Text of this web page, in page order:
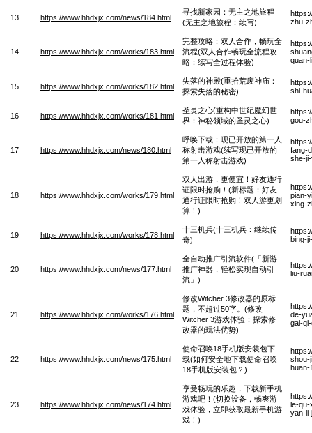
13 https://www.hhdxjx.com/news/184.html
寻找新家园：无主之地旅程
(无主之地旅程：续写)
zhu-
14 https://www.hhdxjx.com/works/183.html
完整攻略：双人合作，畅玩全
流程(双人合作畅玩全流程攻
略：续写全过程体验)
quan-
15 https://www.hhdxjx.com/works/182.html
失落的神殿(重拾荒废神庙：
探索失落的秘密)
shi-
16 https://www.hhdxjx.com/works/181.html
圣灵之心(重构中世纪魔幻世
界：神秘领域的圣灵之心)
gou-
17 https://www.hhdxjx.com/news/180.html
呼唤下载：现已开放的第一人
称射击游戏(续写现已开放的
第一人称射击游戏)
fang-
she-
18 https://www.hhdxjx.com/works/179.html
双人出游，更便宜！好友通行
证限时抢购！(新标题：好友
通行证限时抢购！双人游更划
算！)
pian-
xing-
19 https://www.hhdxjx.com/works/178.html
十三机兵(十三机兵：继续传
奇)
bing-
20 https://www.hhdxjx.com/news/177.html
全自动推广引流软件(「新游
推广神器，轻松实现自动引
流」)
liu-
21 https://www.hhdxjx.com/works/176.html
修改Witcher 3修改器的原标
题，不超过50字。(修改
Witcher 3游戏体验：探索修
改器的玩法优势)
de-
gai-
22 https://www.hhdxjx.com/news/175.html
使命召唤18手机版安装包下
载(如何安全地下载使命召唤
18手机版安装包？)
shou-
huan-
23 https://www.hhdxjx.com/news/174.html
享受畅玩的乐趣，下载新手机
游戏吧！(切换设备，畅爽游
戏体验，立即获取最新手机游
戏！)
le-qu-
yan-